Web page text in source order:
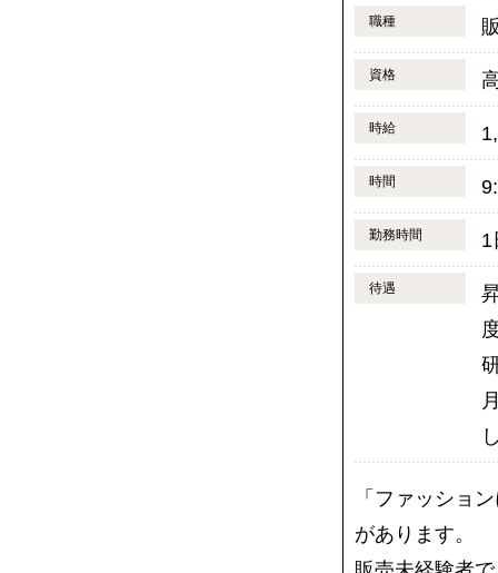
職種
資格
時給
時間
勤務時間 1
待遇
「ファッショ
があります。